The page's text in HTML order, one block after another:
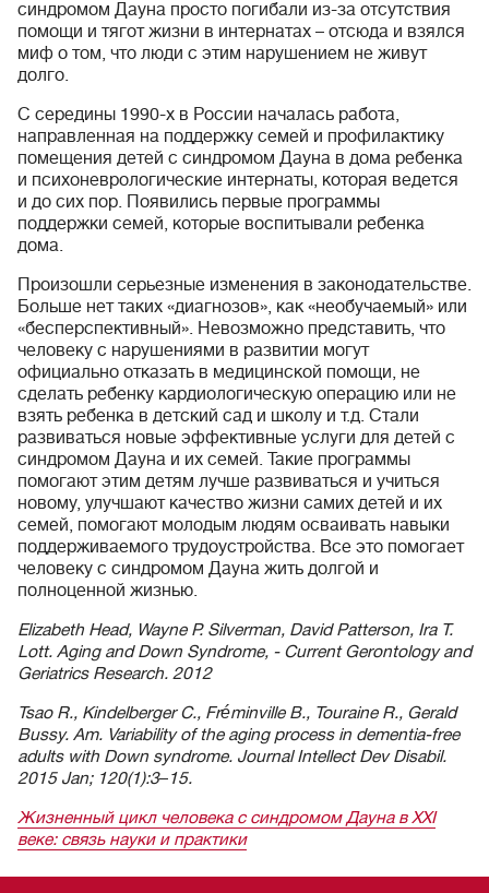
синдромом Дауна просто погибали из-за отсутствия
помощи и тягот жизни в интернатах – отсюда и взялся
миф о том, что люди с этим нарушением не живут
долго.
С середины 1990-х в России началась работа,
направленная на поддержку семей и профилактику
помещения детей с синдромом Дауна в дома ребенка
и психоневрологические интернаты, которая ведется
и до сих пор. Появились первые программы
поддержки семей, которые воспитывали ребенка
дома.
Произошли серьезные изменения в законодательстве.
Больше нет таких «диагнозов», как «необучаемый» или
«бесперспективный». Невозможно представить, что
человеку с нарушениями в развитии могут
официально отказать в медицинской помощи, не
сделать ребенку кардиологическую операцию или не
взять ребенка в детский сад и школу и т.д. Стали
развиваться новые эффективные услуги для детей с
синдромом Дауна и их семей. Такие программы
помогают этим детям лучше развиваться и учиться
новому, улучшают качество жизни самих детей и их
семей, помогают молодым людям осваивать навыки
поддерживаемого трудоустройства. Все это помогает
человеку с синдромом Дауна жить долгой и
полноценной жизнью.
Elizabeth Head, Wayne P. Silverman, David Patterson, Ira T.
Lott. Aging and Down Syndrome, - Current Gerontology and
Geriatrics Research. 2012
Tsao R., Kindelberger C., Fréminville B., Touraine R., Gerald
Bussy. Am. Variability of the aging process in dementia-free
adults with Down syndrome. Journal Intellect Dev Disabil.
2015 Jan; 120(1):3–15.
Жизненный цикл человека с синдромом Дауна в XXI
веке: связь науки и практики